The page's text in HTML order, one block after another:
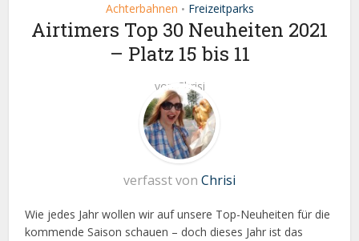
Achterbahnen • Freizeitparks
Airtimers Top 30 Neuheiten 2021
– Platz 15 bis 11
von Chrisi
verfasst von Chrisi
Wie jedes Jahr wollen wir auf unsere Top-Neuheiten für die
kommende Saison schauen – doch dieses Jahr ist das